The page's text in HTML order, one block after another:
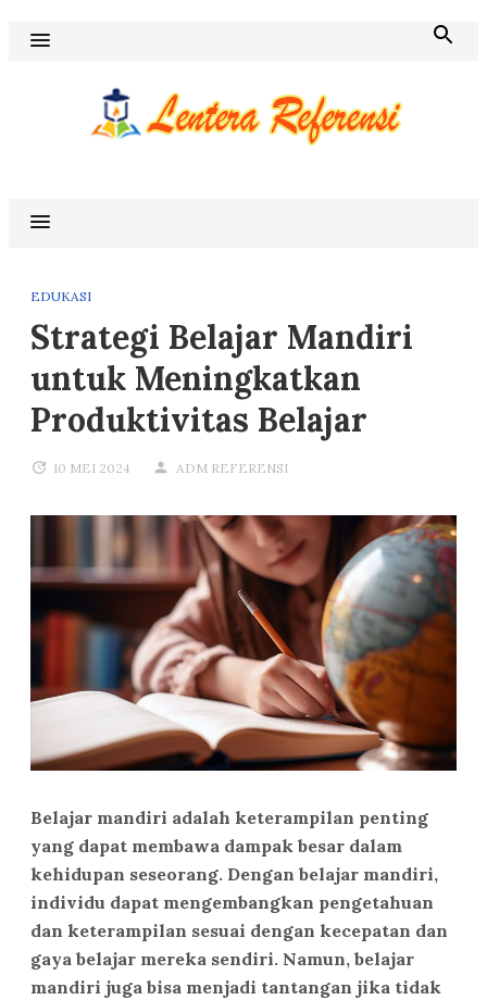
Skip
EDUKASI
Strategi Belajar Mandiri
untuk Meningkatkan
Produktivitas Belajar
10 MEI 2024 ADM REFERENSI
Belajar mandiri adalah keterampilan penting
yang dapat membawa dampak besar dalam
kehidupan seseorang. Dengan belajar mandiri,
individu dapat mengembangkan pengetahuan
dan keterampilan sesuai dengan kecepatan dan
gaya belajar mereka sendiri. Namun, belajar
mandiri juga bisa menjadi tantangan jika tidak